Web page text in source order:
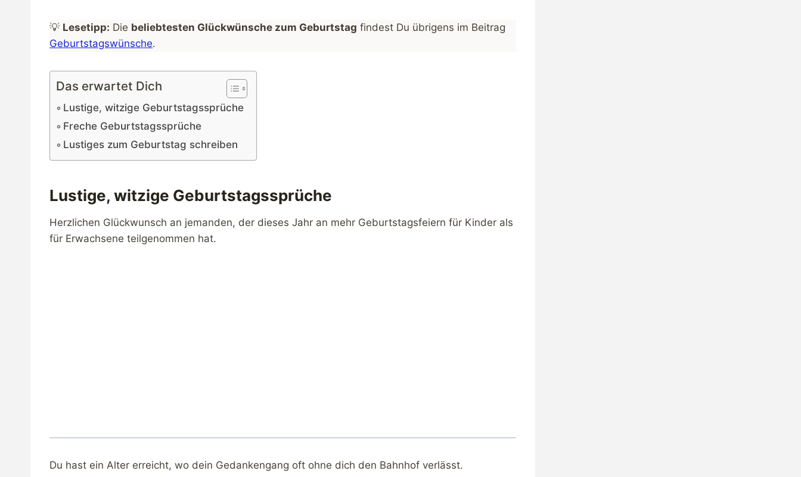
💡 Lesetipp: Die beliebtesten Glückwünsche zum Geburtstag findest Du übrigens im Beitrag
Geburtstagswünsche.
Das erwartet Dich
Lustige, witzige Geburtstagssprüche
Freche Geburtstagssprüche
Lustiges zum Geburtstag schreiben
Lustige, witzige Geburtstagssprüche
Herzlichen Glückwunsch an jemanden, der dieses Jahr an mehr Geburtstagsfeiern für Kinder als
für Erwachsene teilgenommen hat.
Du hast ein Alter erreicht, wo dein Gedankengang oft ohne dich den Bahnhof verlässt.